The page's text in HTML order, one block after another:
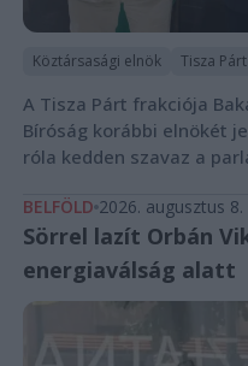
Köztársasági elnök Tisza Párt
A Tisza Párt frakciója
Bíróság korábbi elnökét
róla kedden szavaz a
BELFÖLD 2026. augusztus 8.
Sörrel lazít Orbán
energiaválság alatt